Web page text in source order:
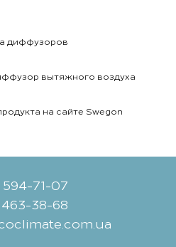
диффузоров
вытяжного воздуха
на сайте Swegon
594-71-07
463-38-68